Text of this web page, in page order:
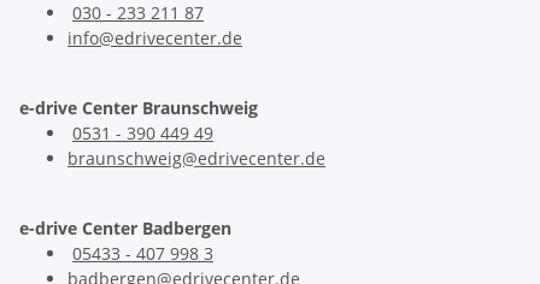
030 - 233 211 87
info@edrivecenter.de
e-drive Center Braunschweig
0531 - 390 449 49
braunschweig@edrivecenter.de
e-drive Center Badbergen
05433 - 407 998 3
badbergen@edrivecenter.de